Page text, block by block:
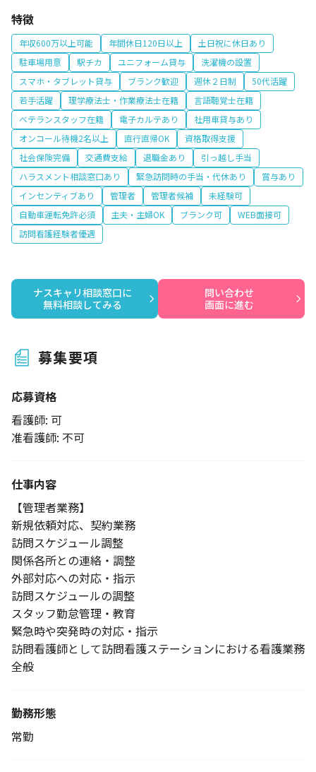
特徴
年収600万以上可能 年間休日120日以上
土日祝に休日あり
駐車場用意
駅チカ ユニフォーム貸与
洗濯機の設置
スマホ・タブレット貸与
ブランク歓迎 週休２日制
50代活躍
若手活躍
理学療法士・作業療法士在籍
言語聴覚士在籍
ベテランスタッフ在籍
電子カルテあり
社用車貸与あり
オンコール待機2名以上
直行直帰OK
資格取得支援
社会保険完備
交通費支給 退職金あり
引っ越し手当
ハラスメント相談窓口あり
緊急訪問時の手当・代休あり
賞与あり
インセンティブあり
管理者 管理者候補
未経験可
自動車運転免許必須
主夫・主婦OK ブランク可
WEB面接可
訪問看護経験者優遇
ナスキャリ相談窓口に
無料相談してみる
問い合わせ
画面に進む
募集要項
応募資格
看護師: 可
准看護師: 不可
仕事内容
【管理者業務】
新規依頼対応、契約業務
訪問スケジュール調整
関係各所との連絡・調整
外部対応への対応・指示
訪問スケジュールの調整
スタッフ勤怠管理・教育
緊急時や突発時の対応・指示
訪問看護師として訪問看護ステーションにおける看護業務
全般
勤務形態
常勤